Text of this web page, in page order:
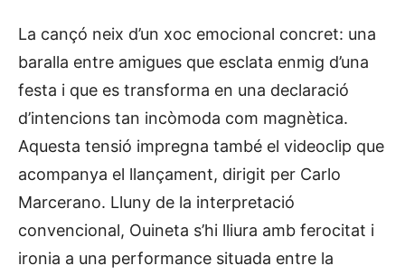
La cançó neix d’un xoc emocional concret: una
baralla entre amigues que esclata enmig d’una
festa i que es transforma en una declaració
d’intencions tan incòmoda com magnètica.
Aquesta tensió impregna també el videoclip que
acompanya el llançament, dirigit per Carlo
Marcerano. Lluny de la interpretació
convencional, Ouineta s’hi lliura amb ferocitat i
ironia a una performance situada entre la